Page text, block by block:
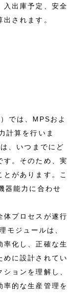
入出庫予定、安全
されます。
では、MPSおよ
計算を行いま
、いつまでにど
す。そのため、実
があります。こ
器能力に合わせ
体プロセスが遂行
モジュールは、
率化し、正確な生
めに設計されてい
ョンを理解し、
率的な生産管理を